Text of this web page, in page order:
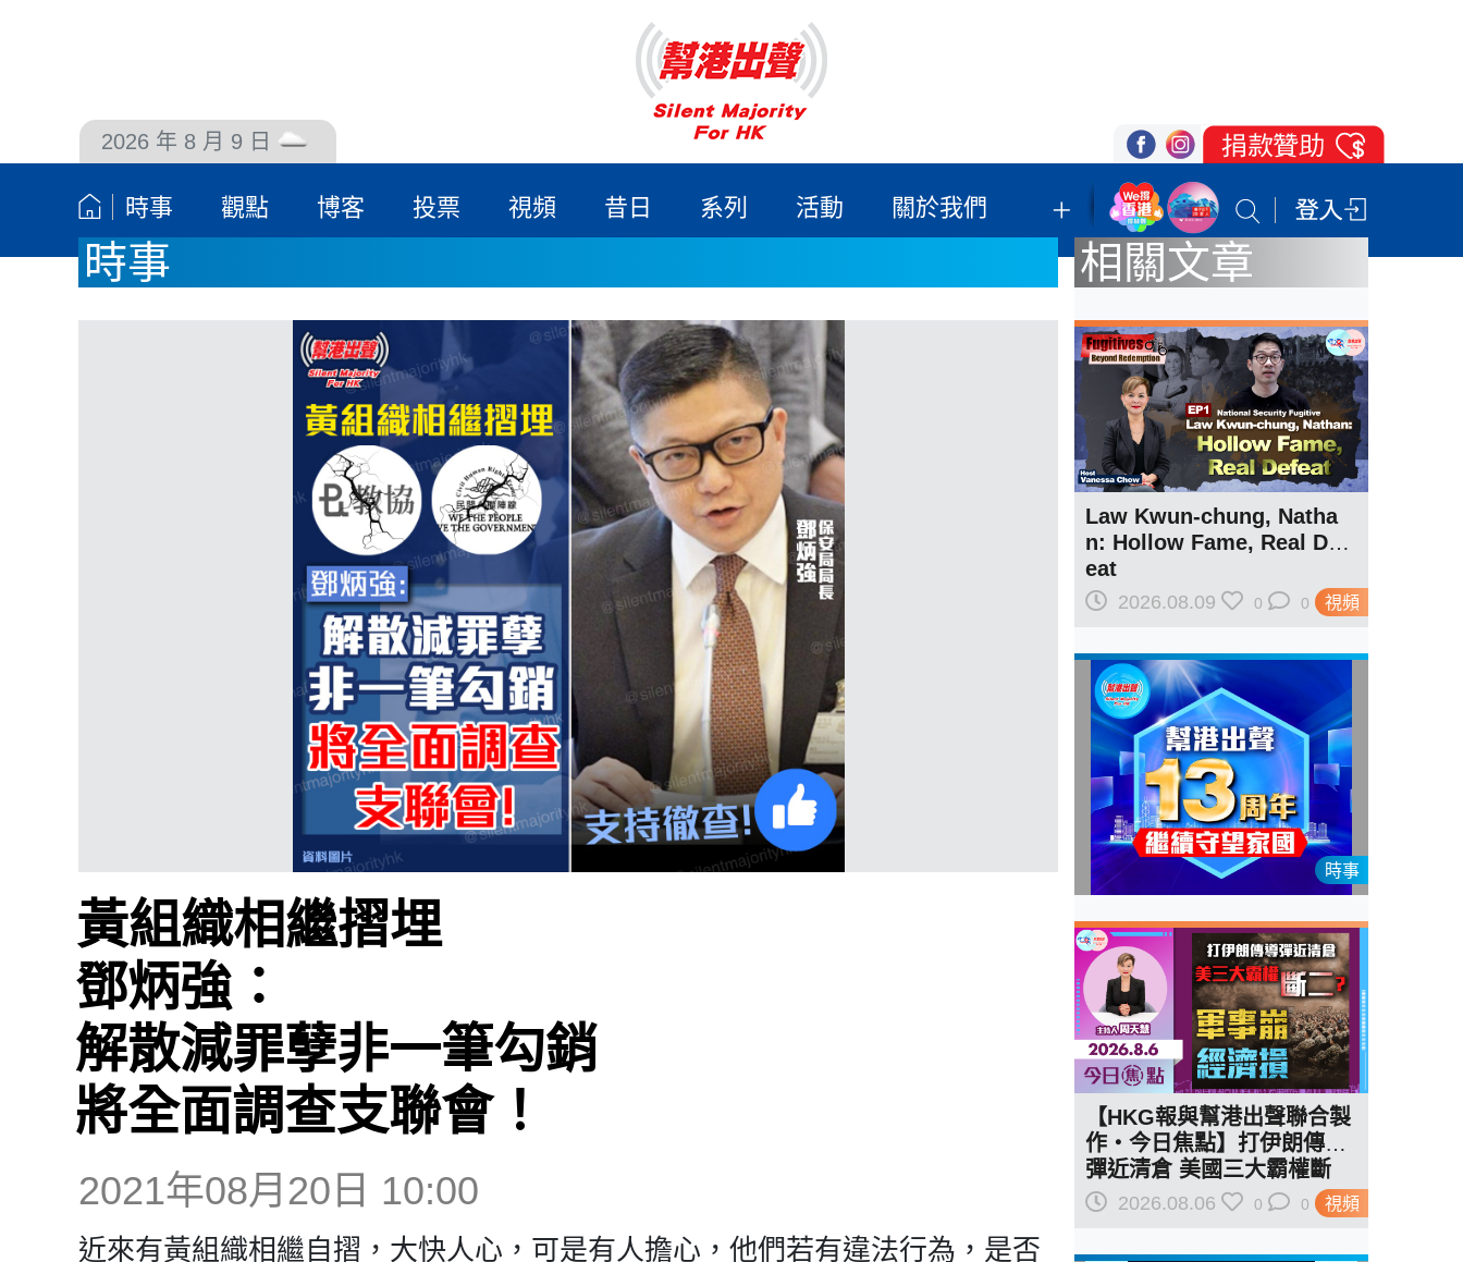
2026 年 8 月 9 日
時事 觀點 博客 投票 視頻 昔日 系列 活動 關於我們 我們的立場 登記支持 聯絡我們
時事
黃組織相繼摺埋
鄧炳強：
解散減罪孽非一筆勾銷
將全面調查支聯會！
2021年08月20日 10:00
近來有黃組織相繼自摺，大快人心，可是有人擔心，他們若有違法行為，是否
相關文章
視頻
Law Kwun-chung, Natha
n: Hollow Fame, Real Def
eat
2026.08.09 0 0
時事
視頻
【HKG報與幫港出聲聯合製
作‧今日焦點】打伊朗傳導
彈近清倉 美國三大霸權斷
二？軍事崩 經濟損
2026.08.06 0 0